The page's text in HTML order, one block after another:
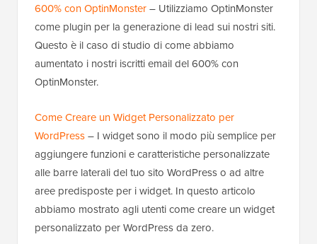
600% con OptinMonster– Utilizziamo OptinMonster
come plugin per la generazione di lead sui nostri siti.
Questo è il caso di studio di come abbiamo
aumentato i nostri iscritti email del 600% con
OptinMonster.
Come Creare un Widget Personalizzato per
WordPress– I widget sono il modo più semplice per
aggiungere funzioni e caratteristiche personalizzate
alle barre laterali del tuo sito WordPress o ad altre
aree predisposte per i widget. In questo articolo
abbiamo mostrato agli utenti come creare un widget
personalizzato per WordPress da zero.